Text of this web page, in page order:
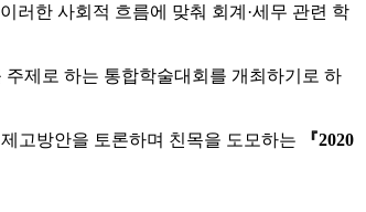
러한 사회적 흐름에 맞춰 회계·세무 관련 학
주제로 하는 통합학술대회를 개최하기로 하
고방안을 토론하며 친목을 도모하는
『2020